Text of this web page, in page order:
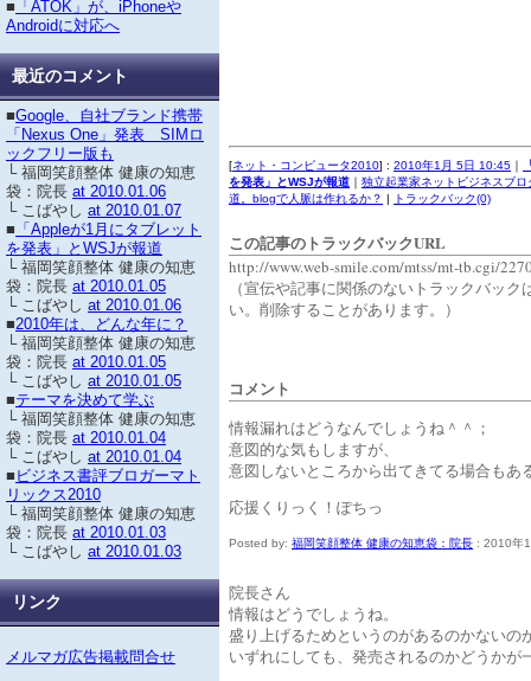
[ネット・コンピュータ2010] : 2010年1月 5日 10:45 ｜
を発表」とWSJが報道 ｜ 独立起業家ネットビジネスブ
道。blogで人脈は作れるか？ | トラックバック(0)
この記事のトラックバックURL
http://www.web-smile.com/mtss/mt-tb.cgi/
（宣伝や記事に関係のないトラックバック
い。削除することがあります。）
コメント
情報漏れはどうなんでしょうね＾＾；
意図的な気もしますが、
意図しないところから出てきてる場合もあ
応援くりっく！ぽちっ
Posted by: 福岡笑顔整体 健康の知恵袋：院長 : 2010年
院長さん
情報はどうでしょうね。
盛り上げるためというのがあるのかないの
いずれにしても、発売されるのかどうかが
■ 「ATOK」が、iPhoneや
Androidに対応へ
最近のコメント
■Google、自社ブランド携帯
「Nexus One」発表 SIMロ
ックフリー版も
└ 福岡笑顔整体 健康の知恵
袋：院長 at 2010.01.06
└ こばやし at 2010.01.07
■ 「Appleが1月にタブレット
を発表」とWSJが報道
└ 福岡笑顔整体 健康の知恵
袋：院長 at 2010.01.05
└ こばやし at 2010.01.06
■2010年は、どんな年に？
└ 福岡笑顔整体 健康の知恵
袋：院長 at 2010.01.05
└ こばやし at 2010.01.05
■テーマを決めて学ぶ
└ 福岡笑顔整体 健康の知恵
袋：院長 at 2010.01.04
└ こばやし at 2010.01.04
■ ビジネス書評ブロガーマト
リックス2010
└ 福岡笑顔整体 健康の知恵
袋：院長 at 2010.01.03
└ こばやし at 2010.01.03
リンク
メルマガ広告掲載問合せ